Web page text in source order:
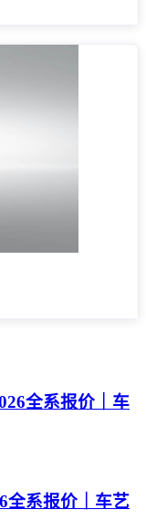
全系报价｜车
全系报价｜车艺